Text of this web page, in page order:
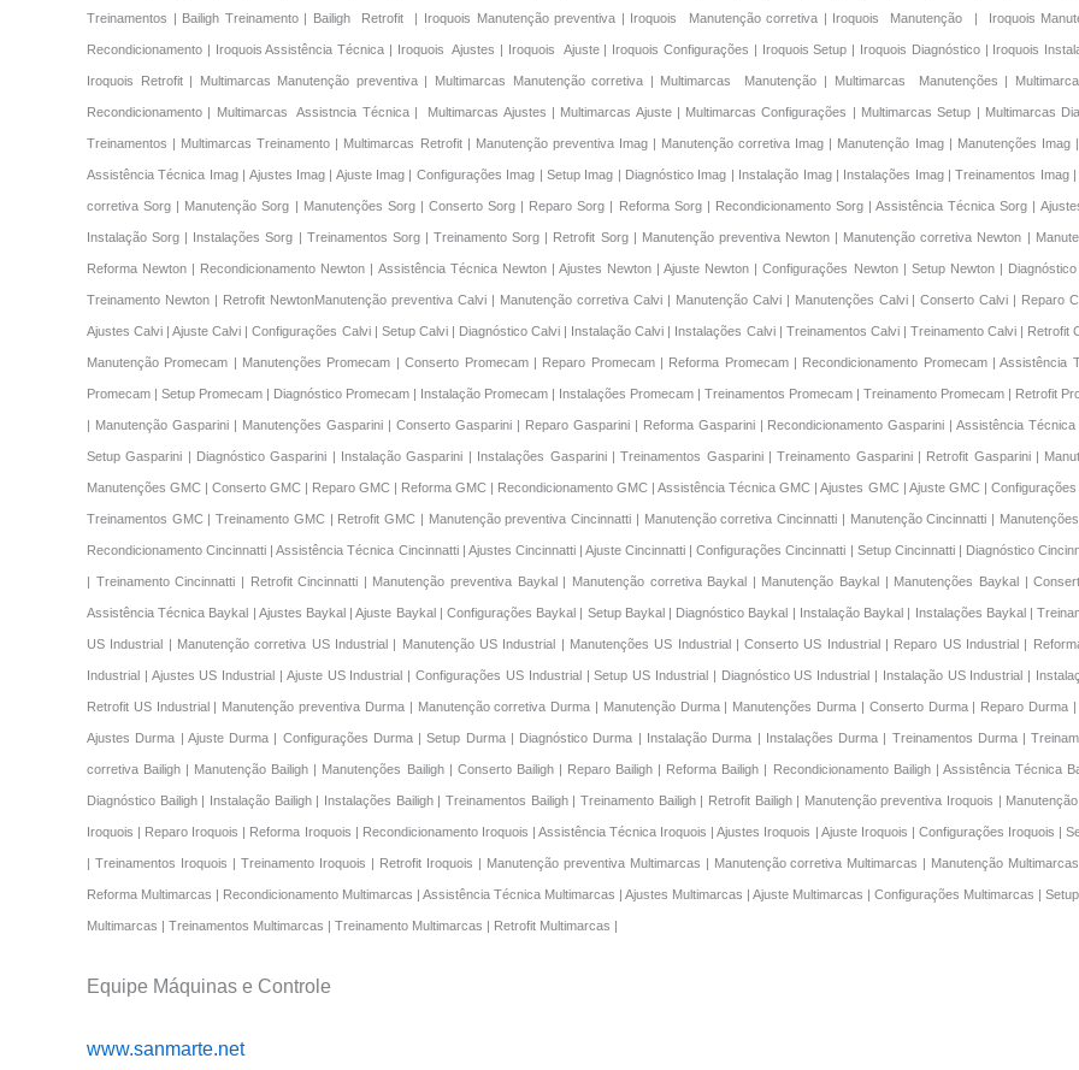
US Industrial | Manutenção corretiva US Industrial | Manutenção US Industrial | Manutenções US Industrial | Conserto US Industrial | Reparo US Industrial |
Industrial | Ajustes US Industrial | Ajuste US Industrial | Configurações US Industrial | Setup US Industrial | Diagnóstico US Industrial | Instalação US Industrial |
Retrofit US Industrial | Manutenção preventiva Durma | Manutenção corretiva Durma | Manutenção Durma | Manutenções Durma | Conserto Durma | Reparo
Ajustes Durma | Ajuste Durma | Configurações Durma | Setup Durma | Diagnóstico Durma | Instalação Durma | Instalações Durma | Treinamentos Durma |
corretiva Bailigh | Manutenção Bailigh | Manutenções Bailigh | Conserto Bailigh | Reparo Bailigh | Reforma Bailigh | Recondicionamento Bailigh | Assistência Técnica
Diagnóstico Bailigh | Instalação Bailigh | Instalações Bailigh | Treinamentos Bailigh | Treinamento Bailigh | Retrofit Bailigh | Manutenção preventiva Iroquois |
Iroquois | Reparo Iroquois | Reforma Iroquois | Recondicionamento Iroquois | Assistência Técnica Iroquois | Ajustes Iroquois | Ajuste Iroquois | Configurações Iroquois |
| Treinamentos Iroquois | Treinamento Iroquois | Retrofit Iroquois | Manutenção preventiva Multimarcas | Manutenção corretiva Multimarcas | Manutenção
Reforma Multimarcas | Recondicionamento Multimarcas | Assistência Técnica Multimarcas | Ajustes Multimarcas | Ajuste Multimarcas | Configurações Multimarcas |
Multimarcas | Treinamentos Multimarcas | Treinamento Multimarcas | Retrofit Multimarcas |
Equipe Máquinas e Controle
www.sanmarte.net